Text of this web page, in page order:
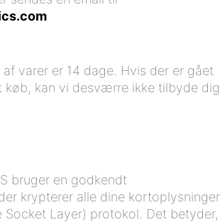
varer er 14 dage. Hvis der er gået
køb, kan vi desværre ikke tilbyde dig
bruger en godkendt
krypterer alle dine kortoplysninger
Socket Layer) protokol. Det betyder,